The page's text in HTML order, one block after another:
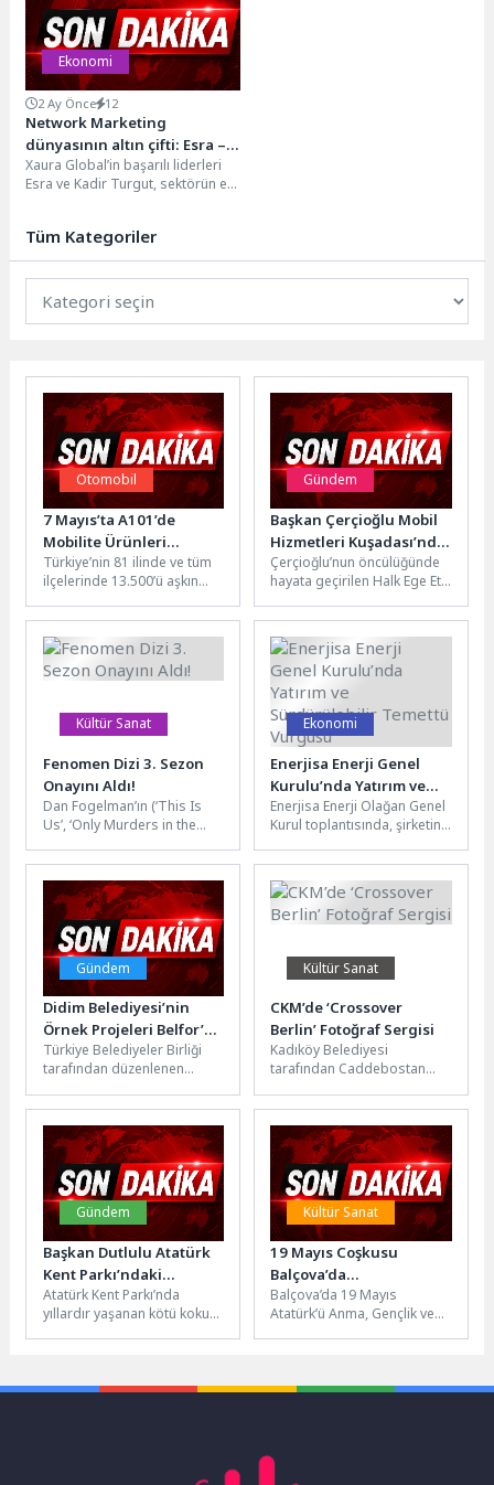
Ekonomi
2 Ay Önce 12
Network Marketing
dünyasının altın çifti: Esra –
Kadir Turgut
Xaura Global’in başarılı liderleri
Esra ve Kadir Turgut, sektörün en
Tüm Kategoriler
Otomobil
7 Mayıs’ta A101’de
Mobilite Ürünleri
Dikkatleri Çekiyor
Türkiye’nin 81 ilinde ve tüm
ilçelerinde 13.500’ü aşkın
1.200’den fazla tedarikçisiyle
perakende...
Gündem
Başkan Çerçioğlu Mobil
Hizmetleri Kuşadası’nda
Vatandaşlarla
Buluşturdu
Çerçioğlu’nun öncülüğünde
hayata geçirilen Halk Ege Et
Aydın’ın dört bir...
Kültür Sanat
Fenomen Dizi 3. Sezon
Onayını Aldı!
Dan Fogelman’ın (‘This Is
Us’, ‘Only Murders in the
ilk sezonuyla ‘En...
Ekonomi
Enerjisa Enerji Genel
Kurulu’nda Yatırım ve
Sürdürülebilir Temettü
Vurgusu
Enerjisa Enerji Olağan Genel
Kurul toplantısında, şirketin
ve finansal performansı
değerlendirilirken;...
Gündem
Didim Belediyesi’nin
Örnek Projeleri Belfor’da
Tanıtıldı
Türkiye Belediyeler Birliği
tarafından düzenlenen
(BELFOR), yerel yönetimler
arasında iş birliğini
güçlendirmek ve...
Kültür Sanat
CKM’de ‘Crossover
Berlin’ Fotoğraf Sergisi
Kadıköy Belediyesi
tarafından Caddebostan
düzenlenecek “Crossover
Berlin” fotoğraf sergisi,
sanatseverlerle buluşuyor.
Berlin ve...
Gündem
Başkan Dutlulu Atatürk
Kent Parkı’ndaki
Dönüşümü Yerinde
İnceledi
Atatürk Kent Parkı’nda
yıllardır yaşanan kötü koku
Kültür Sanat
19 Mayıs Coşkusu
Balçova’da
Meydanlardan Sahnere
Taştı
Balçova’da 19 Mayıs
Atatürk’ü Anma, Gençlik ve